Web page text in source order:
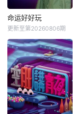
命运好好玩
更新至第20260806期